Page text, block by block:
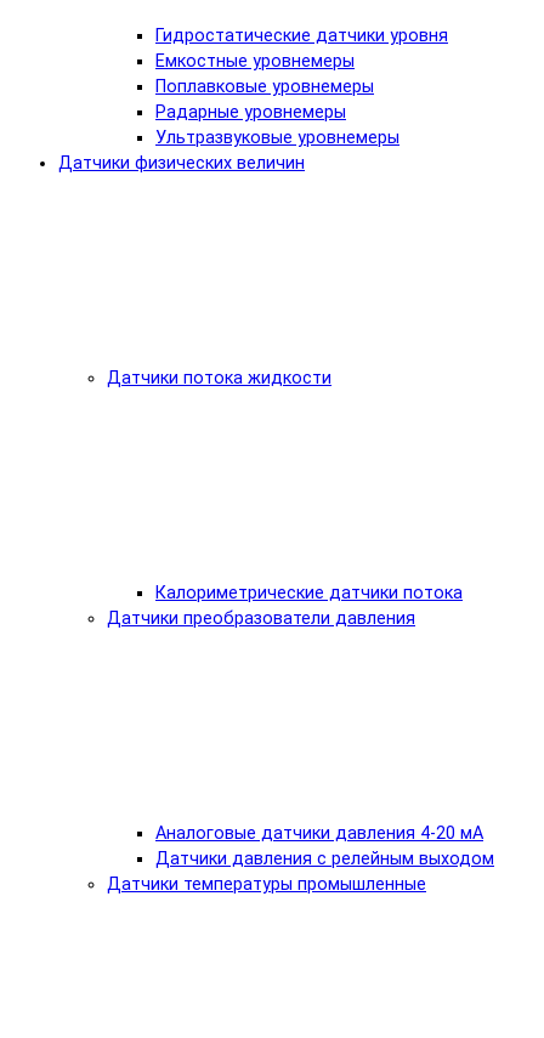
Гидростатические датчики уровня
Емкостные уровнемеры
Поплавковые уровнемеры
Радарные уровнемеры
Ультразвуковые уровнемеры
Датчики физических величин
Датчики потока жидкости
Калориметрические датчики потока
Датчики преобразователи давления
Аналоговые датчики давления 4-20 мА
Датчики давления с релейным выходом
Датчики температуры промышленные